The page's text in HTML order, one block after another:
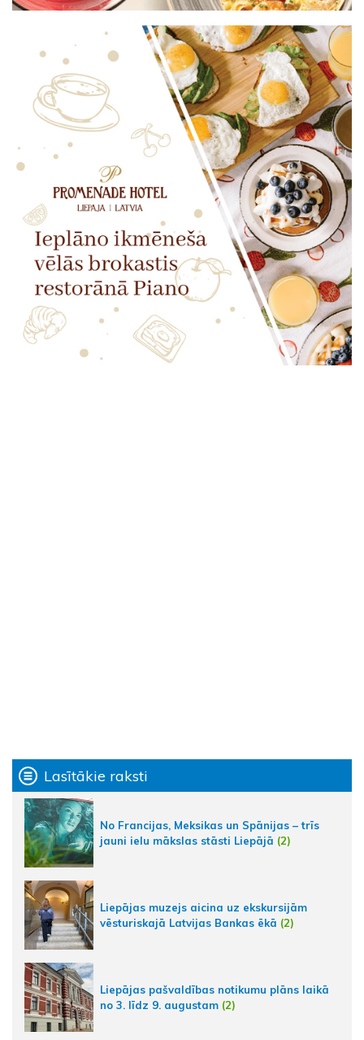
Lasītākie raksti
No Francijas, Meksikas un Spānijas – trīs
jauni ielu mākslas stāsti Liepājā (2)
Liepājas muzejs aicina uz ekskursijām
vēsturiskajā Latvijas Bankas ēkā (2)
Liepājas pašvaldības notikumu plāns laikā
no 3. līdz 9. augustam (2)